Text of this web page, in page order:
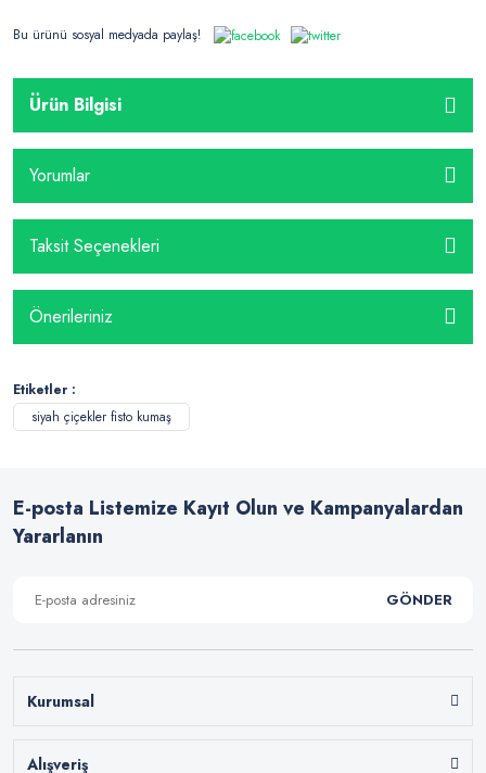
Bu ürünü sosyal medyada paylaş!
Ürün Bilgisi
Yorumlar
Taksit Seçenekleri
Önerileriniz
Etiketler :
siyah çiçekler fisto kumaş
E-posta Listemize Kayıt Olun ve Kampanyalardan
Yararlanın
GÖNDER
Kurumsal
Alışveriş